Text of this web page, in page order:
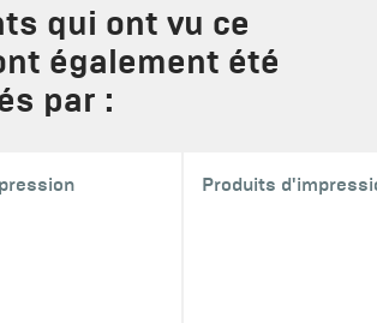
qui ont vu ce
également été
par :
Produits